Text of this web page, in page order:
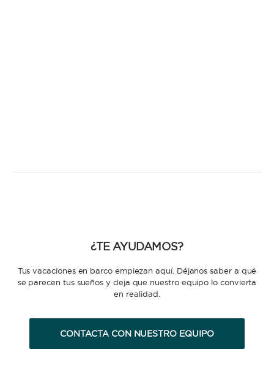
¿TE AYUDAMOS?
Tus vacaciones en barco empiezan aquí. Déjanos saber a qué
se parecen tus sueños y deja que nuestro equipo lo convierta
en realidad.
CONTACTA CON NUESTRO EQUIPO